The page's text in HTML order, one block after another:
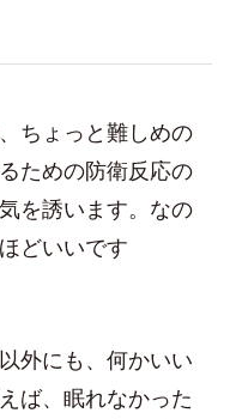
ちょっと難しめの
ための防衛反応の
を誘います。なの
どいいです
外にも、何かいい
ば、眠れなかった